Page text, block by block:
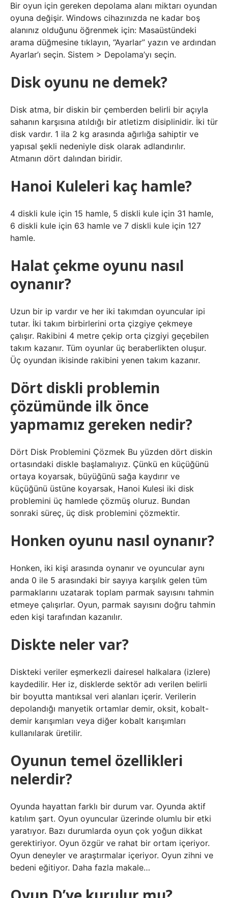
Bir oyun için gereken depolama alanı miktarı oyundan
oyuna değişir. Windows cihazınızda ne kadar boş
alanınız olduğunu öğrenmek için: Masaüstündeki
arama düğmesine tıklayın, “Ayarlar” yazın ve ardından
Ayarlar’ı seçin. Sistem > Depolama’yı seçin.
Disk oyunu ne demek?
Disk atma, bir diskin bir çemberden belirli bir açıyla
sahanın karşısına atıldığı bir atletizm disiplinidir. İki tür
disk vardır. 1 ila 2 kg arasında ağırlığa sahiptir ve
yapısal şekli nedeniyle disk olarak adlandırılır.
Atmanın dört dalından biridir.
Hanoi Kuleleri kaç hamle?
4 diskli kule için 15 hamle, 5 diskli kule için 31 hamle,
6 diskli kule için 63 hamle ve 7 diskli kule için 127
hamle.
Halat çekme oyunu nasıl
oynanır?
Uzun bir ip vardır ve her iki takımdan oyuncular ipi
tutar. İki takım birbirlerini orta çizgiye çekmeye
çalışır. Rakibini 4 metre çekip orta çizgiyi geçebilen
takım kazanır. Tüm oyunlar üç beraberlikten oluşur.
Üç oyundan ikisinde rakibini yenen takım kazanır.
Dört diskli problemin
çözümünde ilk önce
yapmamız gereken nedir?
Dört Disk Problemini Çözmek Bu yüzden dört diskin
ortasındaki diskle başlamalıyız. Çünkü en küçüğünü
ortaya koyarsak, büyüğünü sağa kaydırır ve
küçüğünü üstüne koyarsak, Hanoi Kulesi iki disk
problemini üç hamlede çözmüş oluruz. Bundan
sonraki süreç, üç disk problemini çözmektir.
Honken oyunu nasıl oynanır?
Honken, iki kişi arasında oynanır ve oyuncular aynı
anda 0 ile 5 arasındaki bir sayıya karşılık gelen tüm
parmaklarını uzatarak toplam parmak sayısını tahmin
etmeye çalışırlar. Oyun, parmak sayısını doğru tahmin
eden kişi tarafından kazanılır.
Diskte neler var?
Diskteki veriler eşmerkezli dairesel halkalara (izlere)
kaydedilir. Her iz, disklerde sektör adı verilen belirli
bir boyutta mantıksal veri alanları içerir. Verilerin
depolandığı manyetik ortamlar demir, oksit, kobalt-
demir karışımları veya diğer kobalt karışımları
kullanılarak üretilir.
Oyunun temel özellikleri
nelerdir?
Oyunda hayattan farklı bir durum var. Oyunda aktif
katılım şart. Oyun oyuncular üzerinde olumlu bir etki
yaratıyor. Bazı durumlarda oyun çok yoğun dikkat
gerektiriyor. Oyun özgür ve rahat bir ortam içeriyor.
Oyun deneyler ve araştırmalar içeriyor. Oyun zihni ve
bedeni eğitiyor. Daha fazla makale…